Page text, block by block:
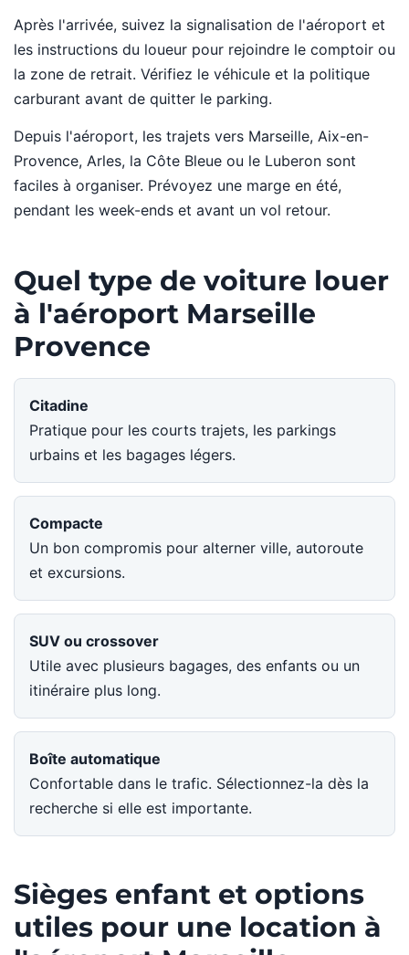
Après l'arrivée, suivez la signalisation de l'aéroport et
les instructions du loueur pour rejoindre le comptoir ou
la zone de retrait. Vérifiez le véhicule et la politique
carburant avant de quitter le parking.
Depuis l'aéroport, les trajets vers Marseille, Aix-en-
Provence, Arles, la Côte Bleue ou le Luberon sont
faciles à organiser. Prévoyez une marge en été,
pendant les week-ends et avant un vol retour.
Quel type de voiture louer
à l'aéroport Marseille
Provence
Citadine
Pratique pour les courts trajets, les parkings
urbains et les bagages légers.
Compacte
Un bon compromis pour alterner ville, autoroute
et excursions.
SUV ou crossover
Utile avec plusieurs bagages, des enfants ou un
itinéraire plus long.
Boîte automatique
Confortable dans le trafic. Sélectionnez-la dès la
recherche si elle est importante.
Sièges enfant et options
utiles pour une location à